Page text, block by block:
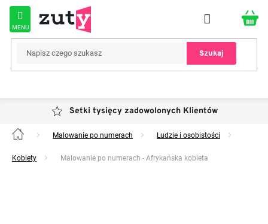
Przejść
treści
Szukaj
Setki tysięcy zadowolonych Klientów
Home Malowanie po numerach Ludzie i osobistości
Kobiety Malowanie po numerach - Afrykańska kobieta